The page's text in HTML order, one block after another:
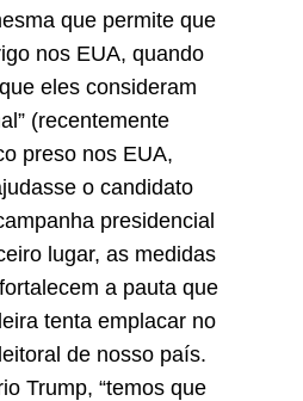
que permite que
nos EUA, quando
eles consideram
(recentemente
preso nos EUA,
o candidato
presidencial
lugar, as medidas
a pauta que
tenta emplacar no
de nosso país.
Trump, “temos que